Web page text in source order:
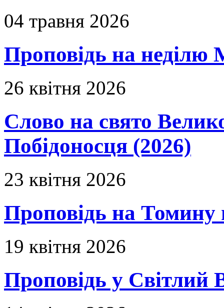
04 травня 2026
Проповідь на неділю
26 квітня 2026
Слово на свято
Побідоносця (2026)
23 квітня 2026
Проповідь на Томину
19 квітня 2026
Проповідь у Світлий